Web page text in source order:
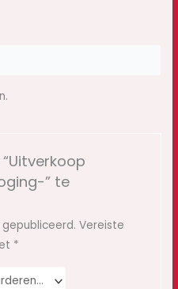
” te
Vereiste
*